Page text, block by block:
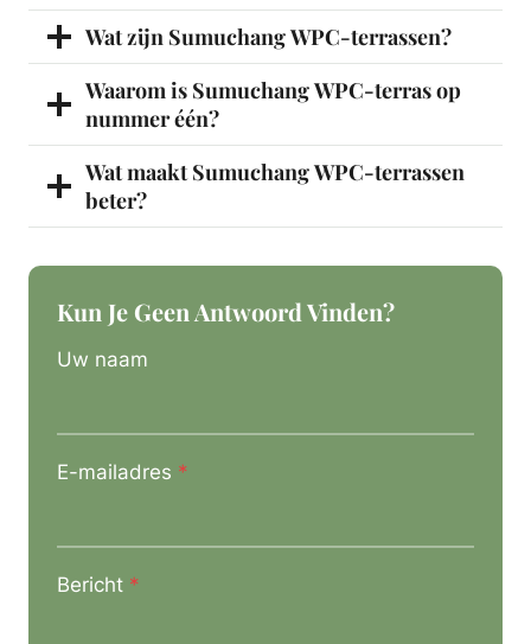
Wat zijn Sumuchang WPC-terrassen?
Waarom is Sumuchang WPC-terras op
nummer één?
Wat maakt Sumuchang WPC-terrassen
beter?
Kun Je Geen Antwoord Vinden?
Uw naam
E-mailadres *
Bericht *